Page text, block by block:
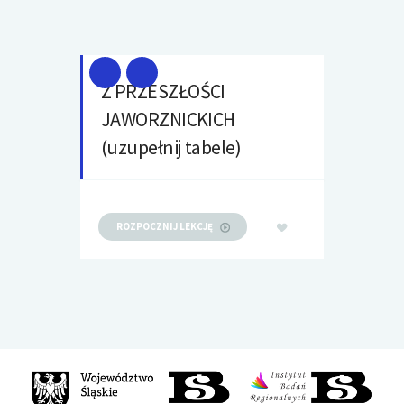
Z PRZESZŁOŚCI
JAWORZNICKICH
(uzupełnij tabele)
ROZPOCZNIJ LEKCJĘ